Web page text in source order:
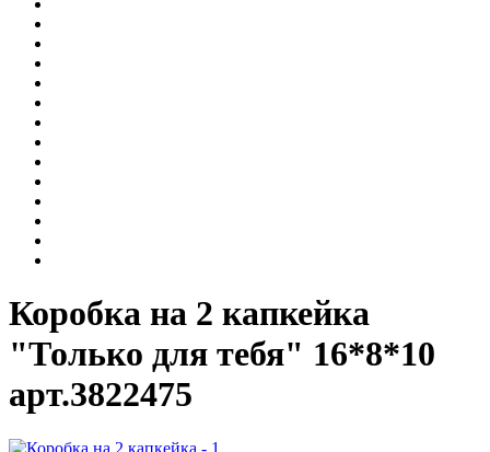
Коробка на 2 капкейка
"Только для тебя" 16*8*10
арт.3822475